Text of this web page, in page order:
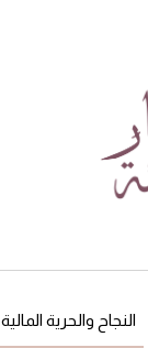
النجاح والحرية المالية